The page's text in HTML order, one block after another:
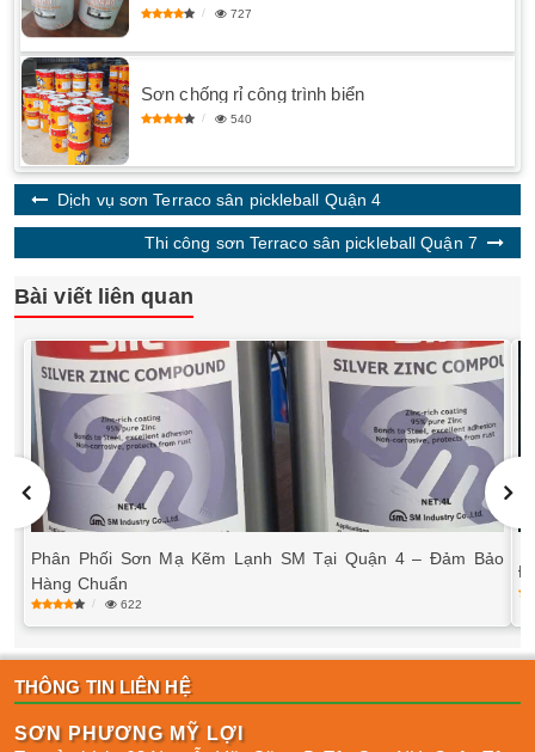
727
Sơn chống rỉ công trình biển
540
Dịch vụ sơn Terraco sân pickleball Quận 4
Thi công sơn Terraco sân pickleball Quận 7
Bài viết liên quan
Phân Phối Sơn Mạ Kẽm Lạnh SM Tại Quận 4 – Đảm Bảo
Hàng Chuẩn
622
THÔNG TIN LIÊN HỆ
SƠN PHƯƠNG MỸ LỢI